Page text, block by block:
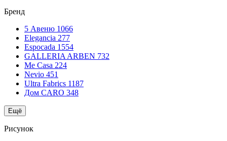
Бренд
5 Авеню 1066
Elegancia 277
Espocada 1554
GALLERIA ARBEN 732
Me Casa 224
Nevio 451
Ultra Fabrics 1187
Дом CARO 348
Ещё
Рисунок